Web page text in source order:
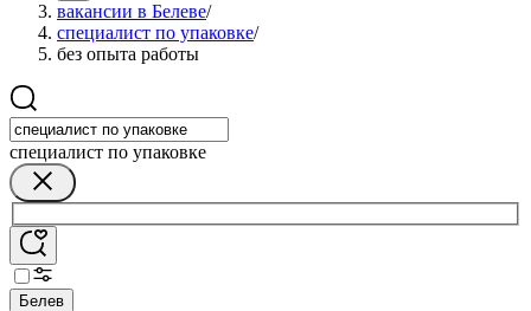
вакансии в Белеве/
специалист по упаковке/
без опыта работы
специалист по упаковке
Белев